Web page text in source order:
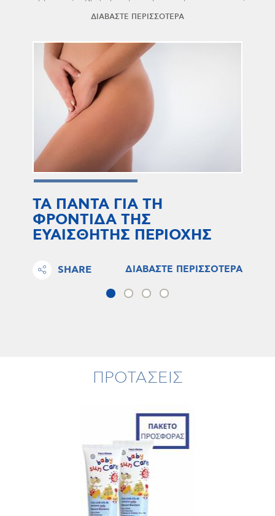
ΔΙΑΒΑΣΤΕ ΠΕΡΙΣΣΟΤΕΡΑ
ΤΑ ΠΑΝΤΑ ΓΙΑ ΤΗ
ΦΡΟΝΤΙΔΑ ΤΗΣ
ΕΥΑΙΣΘΗΤΗΣ ΠΕΡΙΟΧΗΣ
SHARE ΔΙΑΒΑΣΤΕ ΠΕΡΙΣΣΟΤΕΡΑ
ΠΡΟΤΑΣΕΙΣ